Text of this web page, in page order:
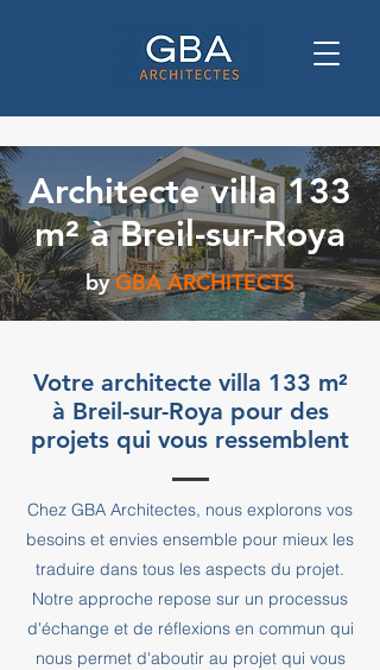
Architecte villa 133
m² à Breil-sur-Roya
by GBA ARCHITECTS
Votre architecte villa 133 m²
à Breil-sur-Roya pour des
projets qui vous ressemblent
Chez GBA Architectes, nous explorons vos
besoins et envies ensemble pour mieux les
traduire dans tous les aspects du projet.
Notre approche repose sur un processus
d'échange et de réflexions en commun qui
nous permet d'aboutir au projet qui vous